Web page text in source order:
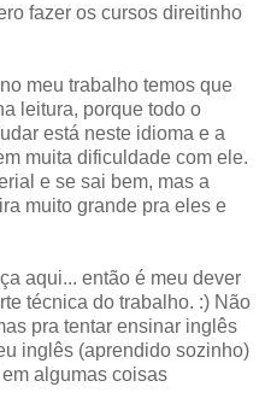
fazer os cursos direitinho
meu trabalho temos que
leitura, porque todo o
está neste idioma e a
muita dificuldade com ele.
e se sai bem, mas a
muito grande pra eles e
aqui... então é meu dever
técnica do trabalho. :) Não
pra tentar ensinar inglês
inglês (aprendido sozinho)
algumas coisas